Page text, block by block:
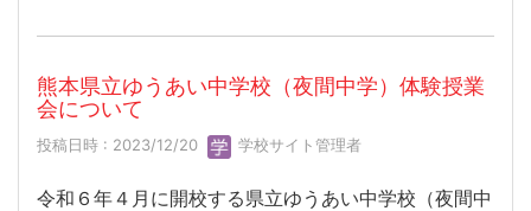
熊本県立ゆうあい中学校（夜間中学）体験授業
会について
投稿日時 : 2023/12/20 学校サイト管理者
令和６年４月に開校する県立ゆうあい中学校（夜間中